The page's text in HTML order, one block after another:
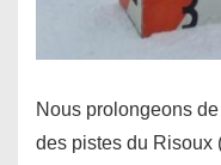
Nous prolongeons
des pistes du Risoux